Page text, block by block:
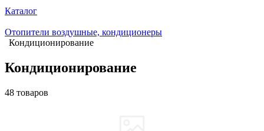
Каталог
Отопители воздушные, кондиционеры
Кондиционирование
Кондиционирование
48 товаров